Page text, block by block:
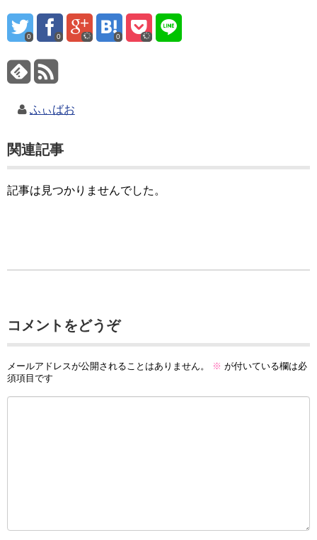
0 0 0
ふぃばお
関連記事
記事は見つかりませんでした。
コメントをどうぞ
メールアドレスが公開されることはありません。 ※ が付いている欄は必
須項目です